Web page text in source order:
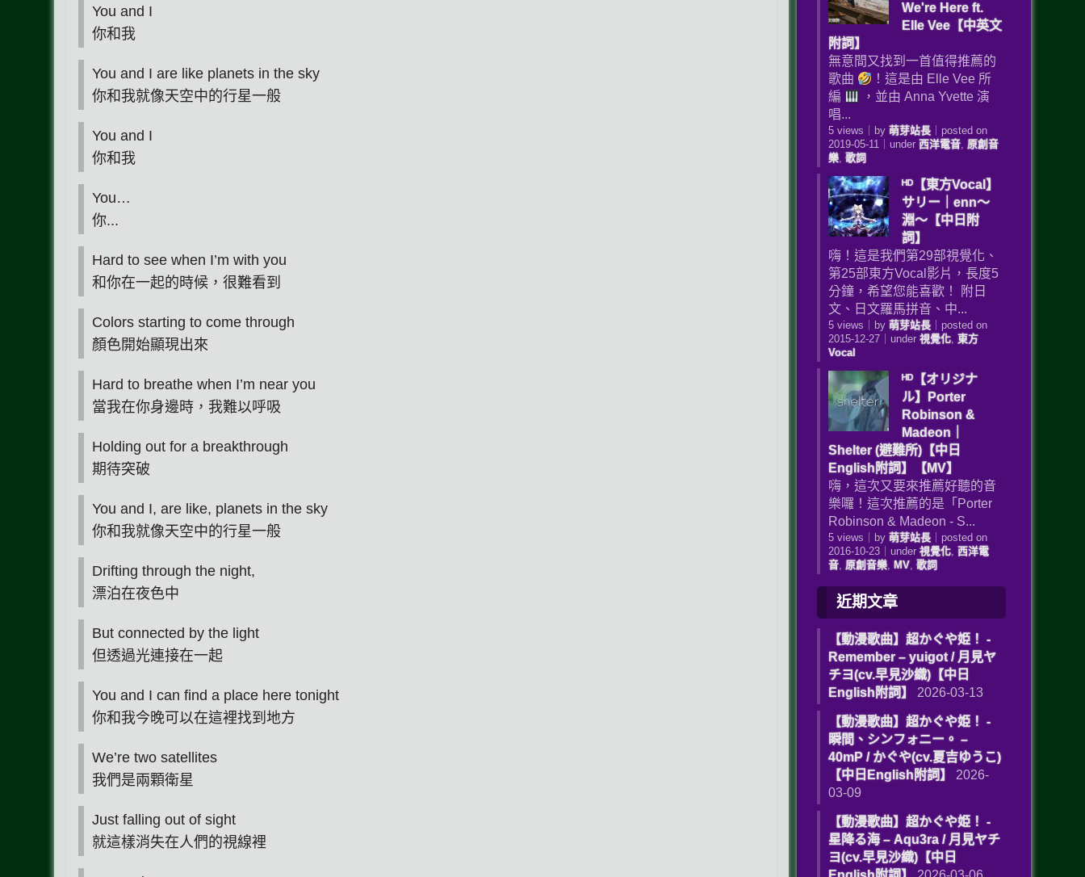
You and I
你和我
You and I are like planets in the sky
你和我就像天空中的行星一般
You and I
你和我
You…
你...
Hard to see when I’m with you
和你在一起的時候，很難看到
Colors starting to come through
顏色開始顯現出來
Hard to breathe when I’m near you
當我在你身邊時，我難以呼吸
Holding out for a breakthrough
期待突破
You and I, are like, planets in the sky
你和我就像天空中的行星一般
Drifting through the night,
漂泊在夜色中
But connected by the light
但透過光連接在一起
You and I can find a place here tonight
你和我今晚可以在這裡找到地方
We’re two satellites
我們是兩顆衛星
Just falling out of sight
就這樣消失在人們的視線裡
We're Here ft.
Elle Vee【中英文
附詞】
無意間又找到一首值得推薦的
歌曲
！這是由 Elle Vee 所
編
，並由 Anna Yvette 演
唱...
5 views by 萌芽站長｜ posted on
2019-05-11｜ under 西洋電音, 原創音
樂, 歌詞
ᴴᴰ【東方Vocal】
サリー｜enn～
淵～【中日附
詞】
嗨！這是我們第29部視覺化、
第25部東方Vocal影片，長度5
分鐘，希望您能喜歡­！ 附日
文、日文羅馬拼音、中...
5 views by 萌芽站長｜ posted on
2015-12-27｜ under 視覺化, 東方
Vocal
ᴴᴰ【オリジナ
ル】Porter
Robinson &
Madeon｜
Shelter (避難所)【中日
English附詞】【MV】
嗨，這次又要來推薦好聽的音
樂囉！這次推薦的是「Porter
Robinson & Madeon - S...
5 views by 萌芽站長｜ posted on
2016-10-23｜ under 視覺化, 西洋電
音, 原創音樂, MV, 歌詞
近期文章
【動漫歌曲】超かぐや姫！ -
Remember – yuigot / 月見ヤ
チヨ(cv.早見沙織)【中日
English附詞】
2026-03-13
【動漫歌曲】超かぐや姫！ -
瞬間、シンフォニー。 –
40mP / かぐや(cv.夏吉ゆうこ)
【中日English附詞】
2026-
03-09
【動漫歌曲】超かぐや姫！ -
星降る海 – Aqu3ra / 月見ヤチ
ヨ(cv.早見沙織)【中日